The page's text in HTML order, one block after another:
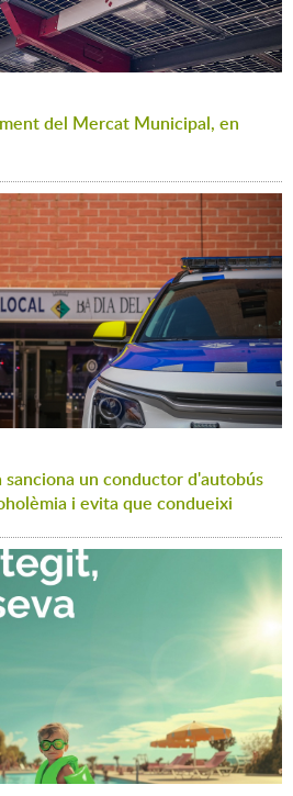
del Mercat Municipal, en
sanciona un conductor d'autobús
i evita que condueixi